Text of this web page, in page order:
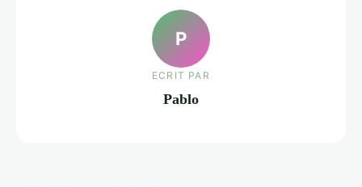
P
ECRIT PAR
Pablo